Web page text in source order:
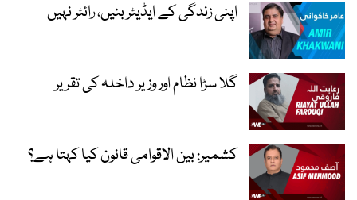
اپنی زندگی کے ایڈیٹر بنیں، رائٹر نہیں
گلا سڑا نظام اور وزیر داخلہ کی تقریر
کشمیر: بین الاقوامی قانون کیا کہتا ہے؟